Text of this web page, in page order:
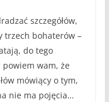
szczegółów,
trzech bohaterów –
do tego
wam, że
mówiący o tym,
nie ma pojęcia…